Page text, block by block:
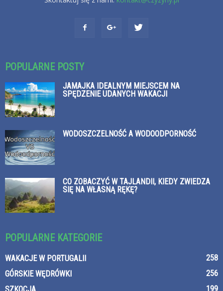
POPULARNE POSTY
JAMAJKA IDEALNYM MIEJSCEM NA
SPĘDZENIE UDANYCH WAKACJI
WODOSZCZELNOŚĆ A WODOODPORNOŚĆ
CO ZOBACZYĆ W TAJLANDII, KIEDY ZWIEDZA
SIĘ NA WŁASNĄ RĘKĘ?
POPULARNE KATEGORIE
WAKACJE W PORTUGALII
258
GÓRSKIE WĘDRÓWKI
256
199